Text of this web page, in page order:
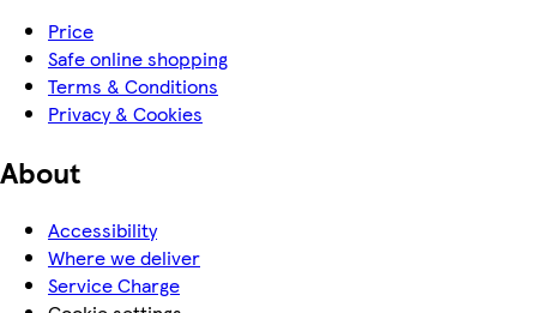
Price
Safe online shopping
Terms & Conditions
Privacy & Cookies
About
Accessibility
Where we deliver
Service Charge